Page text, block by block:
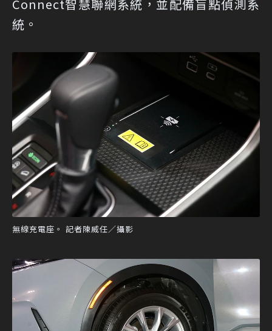
Connect智慧聯網系統，並配備盲點偵測系
統。
無線充電座。 記者陳威任／攝影